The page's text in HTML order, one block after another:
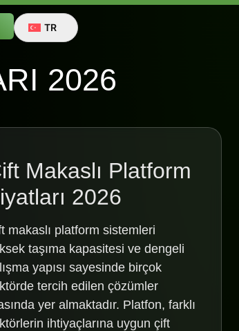
TR
2026
Makaslı Platform
2026
makaslı platform sistemleri
taşıma kapasitesi ve dengeli
yapısı sayesinde birçok
tercih edilen çözümler
yer almaktadır. Platfon, farklı
ihtiyaçlarına uygun çift